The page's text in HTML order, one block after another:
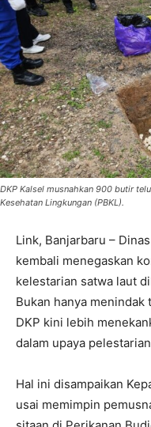
DKP Kalsel musnahkan 900 butir
Kesehatan Lingkungan (PBKL).
Link, Banjarbaru –
kembali menegaskan
kelestarian satwa laut
Bukan hanya
DKP kini lebih
dalam upaya
Hal ini disampaikan
usai memimpin